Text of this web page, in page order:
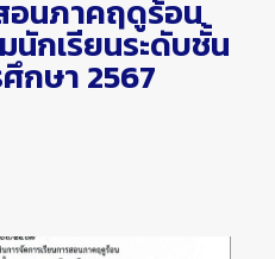
อนภาคฤดูร้อน
นักเรียนระดับชั้น
กษา 2567